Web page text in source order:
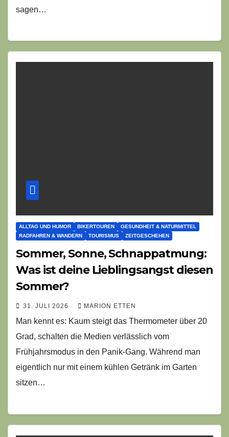
sagen…
ALLTAG UND HUMOR BIKERTOUREN
GESUNDHEIT & NATURMITTEL
RADFAHREN & WANDERN
TOURISMUS ZEITGESCHEHEN
Sommer, Sonne, Schnappatmung:
Was ist deine Lieblingsangst diesen
Sommer?
31. JULI 2026 MARION ETTEN
Man kennt es: Kaum steigt das Thermometer über 20
Grad, schalten die Medien verlässlich vom
Frühjahrsmodus in den Panik-Gang. Während man
eigentlich nur mit einem kühlen Getränk im Garten
sitzen…